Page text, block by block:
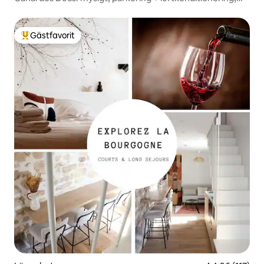
Populär gästfavorit
Gästfavorit